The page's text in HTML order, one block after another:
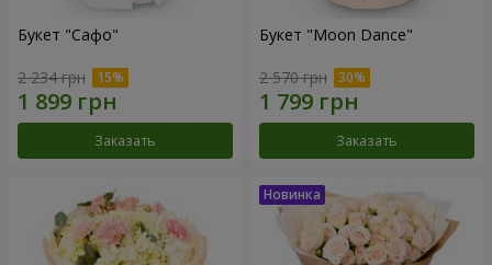
Букет "Сафо"
2 234 грн
Заказать
Букет "Moon Dance"
2 570 грн
Заказать